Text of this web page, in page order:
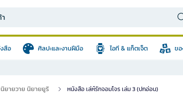
สือ ศิลปะและงานฝีมือ ไอที & แก็ตเจ็ต ข
นิยายวาย นิยายยูริ หนังสือ เล่ห์รักจอมโจร เล่ม 3 (ปกอ่อน)